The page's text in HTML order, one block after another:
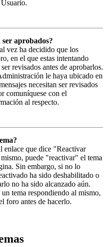
ser aprobados?
vez ha decidido que los
en el que estas intentando
revisados antes de aprobarlos.
le haya ubicado en
necesitan ser revisados
comuníquese con el
al respecto.
enlace que dice "Reactivar
puede "reactivar" el tema
Sin embargo, si no lo
ha sido deshabilitado o
no ha sido alcanzado aún.
tema respondiendo al mismo,
foro antes de hacerlo.